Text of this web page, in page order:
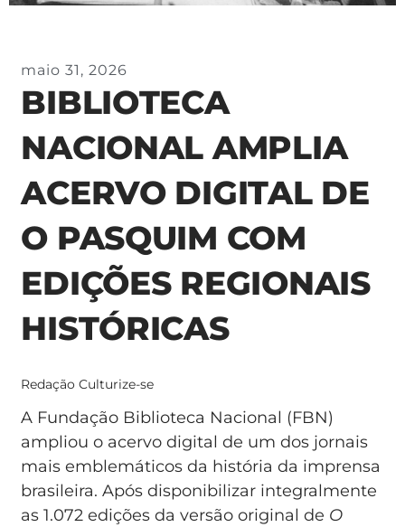
maio 31, 2026
BIBLIOTECA
NACIONAL AMPLIA
ACERVO DIGITAL DE
O PASQUIM COM
EDIÇÕES REGIONAIS
HISTÓRICAS
Redação Culturize-se
A Fundação Biblioteca Nacional (FBN)
ampliou o acervo digital de um dos jornais
mais emblemáticos da história da imprensa
brasileira. Após disponibilizar integralmente
as 1.072 edições da versão original de O